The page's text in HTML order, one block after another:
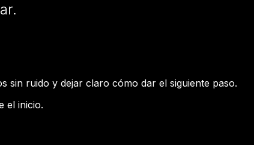
sin ruido y dejar claro cómo dar el siguiente paso.
el inicio.